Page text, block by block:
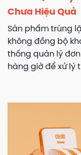
Chưa Hiệu Quả
Sản phẩm trùng
không đồng bộ
thống quản lý
hàng giờ để xử lý